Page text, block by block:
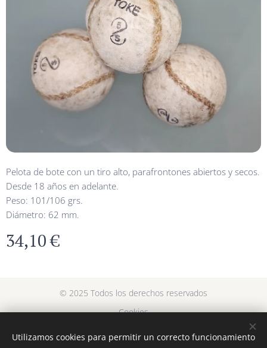
Pelota de bote con un tiro alto, parafrontones abiertos y secos.
Desde 18 años en adelante.
Peso: 101/106 grs.
Diámetro: 62 mm.
34,10€
© 2025 Todos los derechos reservados
Cookies
Languages
Utilizamos cookies para permitir un correcto funcionamiento